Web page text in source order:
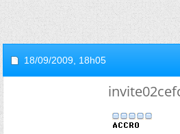
18/09/2009, 18h05